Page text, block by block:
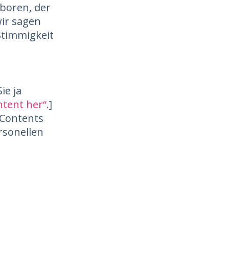
der
sagen
ja
her“.]